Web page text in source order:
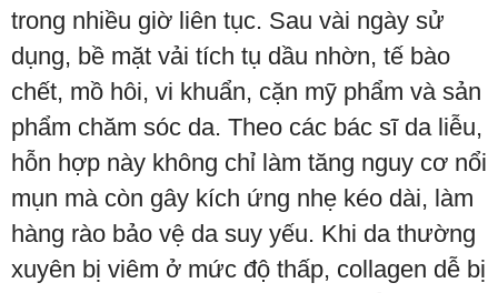
trong nhiều giờ liên tục. Sau vài ngày sử
dụng, bề mặt vải tích tụ dầu nhờn, tế bào
chết, mồ hôi, vi khuẩn, cặn mỹ phẩm và sản
phẩm chăm sóc da. Theo các bác sĩ da liễu,
hỗn hợp này không chỉ làm tăng nguy cơ nổi
mụn mà còn gây kích ứng nhẹ kéo dài, làm
hàng rào bảo vệ da suy yếu. Khi da thường
xuyên bị viêm ở mức độ thấp, collagen dễ bị